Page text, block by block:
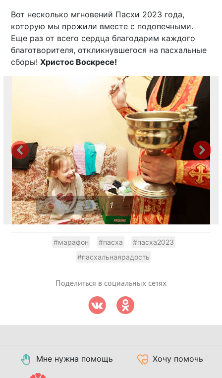
Вот несколько мгновений Пасхи 2023 года,
которую мы прожили вместе с подопечными.
Еще раз от всего сердца благодарим каждого
благотворителя, откликнувшегося на пасхальные
сборы!Христос Воскресе!
1
#марафон #пасха
#пасха2023
#пасхальнаярадость
Поделиться в социальных сетях
Мне нужна помощь Хочу помочь